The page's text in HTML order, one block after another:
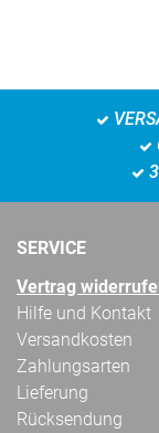
SERVICE
Vertrag
Hilfe und Kontakt
Versandkosten
Zahlungsarten
Lieferung
Rücksendung